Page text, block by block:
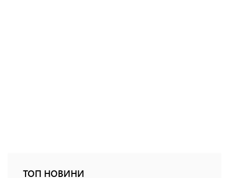
ТОП НОВИНИ